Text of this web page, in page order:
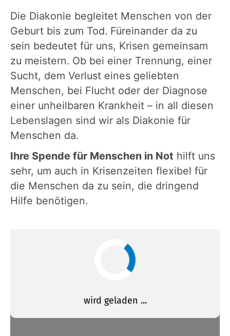
Die Diakonie begleitet Menschen von der
Geburt bis zum Tod. Füreinander da zu
sein bedeutet für uns, Krisen gemeinsam
zu meistern. Ob bei einer Trennung, einer
Sucht, dem Verlust eines geliebten
Menschen, bei Flucht oder der Diagnose
einer unheilbaren Krankheit – in all diesen
Lebenslagen sind wir als Diakonie für
Menschen da.
Ihre Spende für Menschen in Not hilft uns
sehr, um auch in Krisenzeiten flexibel für
die Menschen da zu sein, die dringend
Hilfe benötigen.